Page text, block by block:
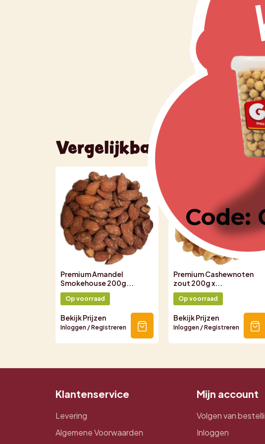
Vergelijkbare producten
Premium Amandel
Smokehouse 200g...
Op voorraad
Bekijk Prijzen
Inloggen / Registreren
Premium Cashewnoten
zout 200g x...
Op voorraad
Bekijk Prijzen
Inloggen / Registreren
Klantenservice
Levering
Algemene Voorwaarden
Mijn account
Volgen van
Inloggen
Code: